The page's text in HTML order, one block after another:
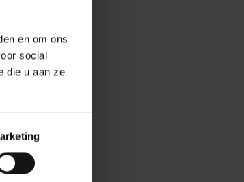
en om ons
social
die u aan ze